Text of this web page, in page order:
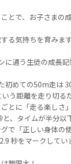
とで、お子さまの
る気持ちを育みます
に通う生徒の成長
初めての50m走は
う距離を走り切る
とに「走る楽しさ
、タイムが半分以
で「正しい身体の
秒をマークして